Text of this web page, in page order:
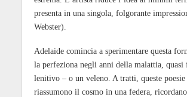
presenta in una singola, folgorante
Webster).
Adelaide comincia a sperimentare questa
la perfeziona negli anni della malattia, quasi
lenitivo – o un veleno. A tratti, queste poesie
riassumono il cosmo in una federa,